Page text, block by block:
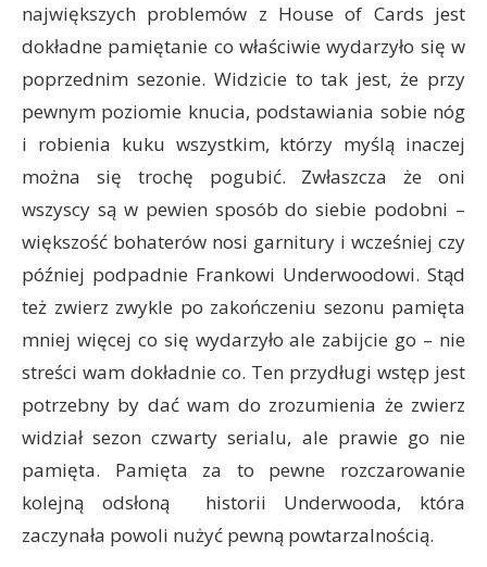
największych problemów z House of Cards jest
dokładne pamiętanie co właściwie wydarzyło się w
poprzednim sezonie. Widzicie to tak jest, że przy
pewnym poziomie knucia, podstawiania sobie nóg
i robienia kuku wszystkim, którzy myślą inaczej
można się trochę pogubić. Zwłaszcza że oni
wszyscy są w pewien sposób do siebie podobni –
większość bohaterów nosi garnitury i wcześniej czy
później podpadnie Frankowi Underwoodowi. Stąd
też zwierz zwykle po zakończeniu sezonu pamięta
mniej więcej co się wydarzyło ale zabijcie go – nie
streści wam dokładnie co. Ten przydługi wstęp jest
potrzebny by dać wam do zrozumienia że zwierz
widział sezon czwarty serialu, ale prawie go nie
pamięta. Pamięta za to pewne rozczarowanie
kolejną odsłoną historii Underwooda, która
zaczynała powoli nużyć pewną powtarzalnością.
Zwierzowi coraz bardziej podoba się przenoszenie ciężaru z
Franka Underwooda jako bohatera serialu na Underwoodów